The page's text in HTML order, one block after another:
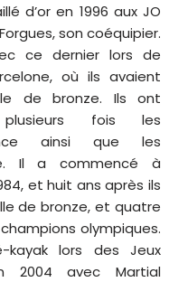
d’or en 1996 aux JO
son coéquipier.
ce dernier lors de
où ils avaient
de bronze. Ils ont
fois les
ainsi que les
Il a commencé à
et huit ans après ils
de bronze, et quatre
olympiques.
lors des Jeux
2004 avec Martial